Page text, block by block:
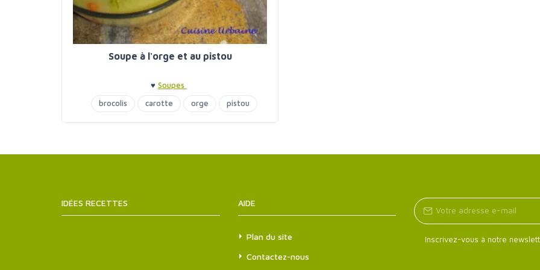
Soupe à l'orge et au pistou
♥ Soupes
brocolis
carotte orge pistou
soupes
IDÉES RECETTES AIDE
Plan du site
Contactez-nous
Inscrivez-vous à notre